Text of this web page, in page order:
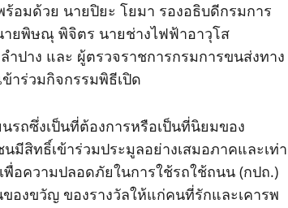
อมด้วย นายปิยะ โยมา รองอธิบดีกรมการ
ายพิษณุ พิจิตร นายช่างไฟฟ้าอาวุโส
ปาง และ ผู้ตรวจราชการกรมการขนส่งทาง
าร่วมกิจกรรมพิธีเปิด
รถซึ่งเป็นที่ต้องการหรือเป็นที่นิยมของ
มีสิทธิ์เข้าร่วมประมูลอย่างเสมอภาคและเท่า
อความปลอดภัยในการใช้รถใช้ถนน (กปถ.)
องขวัญ ของรางวัลให้แก่คนที่รักและเคารพ